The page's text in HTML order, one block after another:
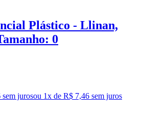
Plástico - Llinan,
0
jurosou 1x de R$ 7,46 sem juros